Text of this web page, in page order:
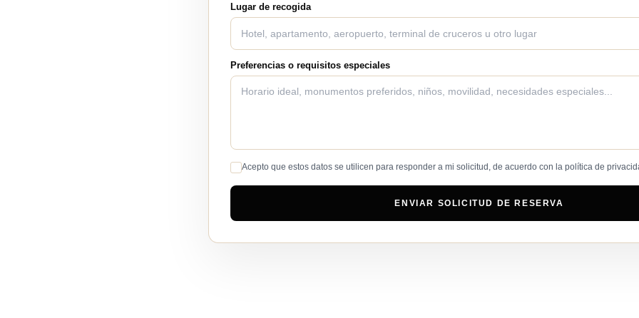
Lugar de recogida
Preferencias o requisitos especiales
Acepto que estos datos se utilicen para responder a mi solicitud, de acuerdo con la política de